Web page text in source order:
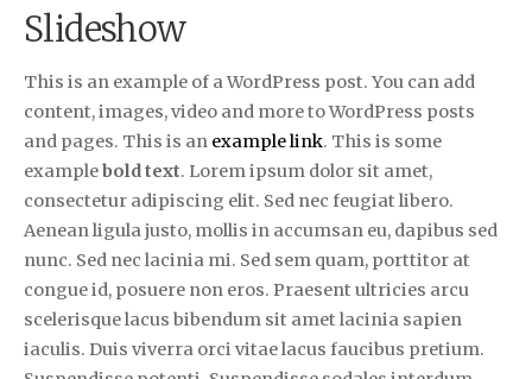
Slideshow
This is an example of a WordPress post. You can add
content, images, video and more to WordPress posts
and pages. This is an example link. This is some
examplebold text. Lorem ipsum dolor sit amet,
consectetur adipiscing elit. Sed nec feugiat libero.
Aenean ligula justo, mollis in accumsan eu, dapibus sed
nunc. Sed nec lacinia mi. Sed sem quam, porttitor at
congue id, posuere non eros. Praesent ultricies arcu
scelerisque lacus bibendum sit amet lacinia sapien
iaculis. Duis viverra orci vitae lacus faucibus pretium.